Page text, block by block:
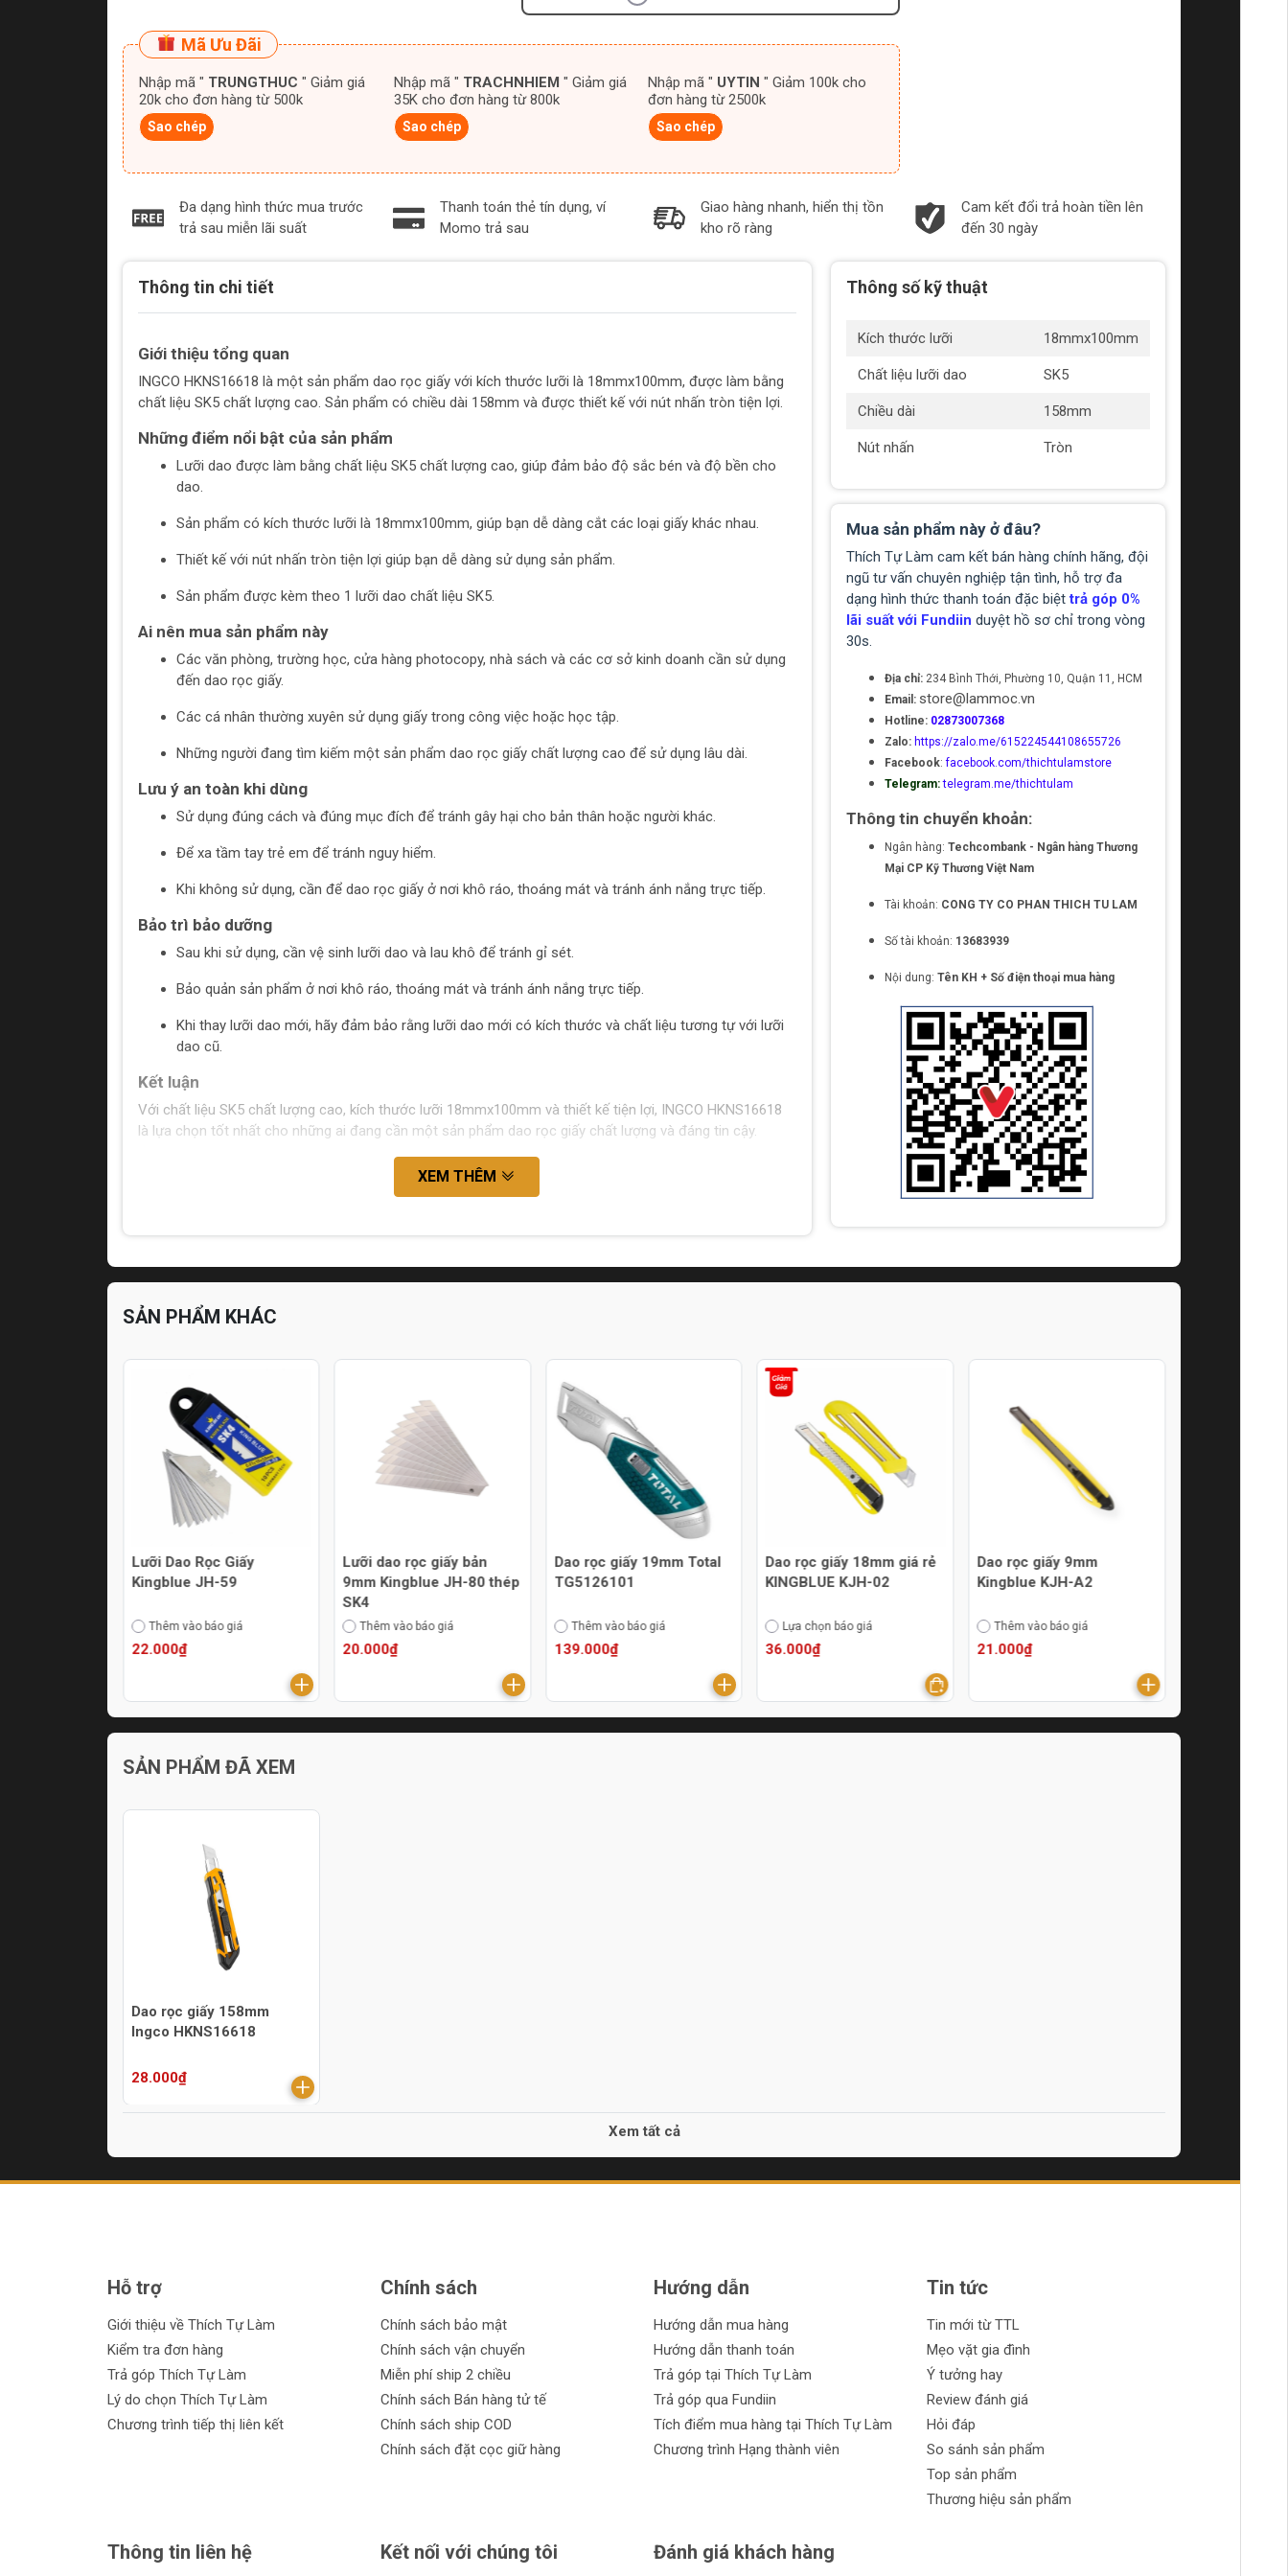
Mã Ưu Đãi
Nhập mã " TRUNGTHUC " Giảm giá
20k cho đơn hàng từ 500k
Sao chép
Nhập mã " TRACHNHIEM " Giảm giá
35K cho đơn hàng từ 800k
Sao chép
Nhập mã " UYTIN " Giảm 100k cho
đơn hàng từ 2500k
Sao chép
Đa dạng hình thức mua trước
trả sau miễn lãi suất
Thanh toán thẻ tín dụng, ví
Momo trả sau
Giao hàng nhanh, hiển thị tồn
kho rõ ràng
Cam kết đổi trả hoàn tiền lên
đến 30 ngày
Thông tin chi tiết
Giới thiệu tổng quan
INGCO HKNS16618 là một sản phẩm dao rọc giấy với kích thước lưỡi là 18mmx100mm, được làm bằng
chất liệu SK5 chất lượng cao. Sản phẩm có chiều dài 158mm và được thiết kế với nút nhấn tròn tiện lợi.
Những điểm nổi bật của sản phẩm
Lưỡi dao được làm bằng chất liệu SK5 chất lượng cao, giúp đảm bảo độ sắc bén và độ bền cho
dao.
Sản phẩm có kích thước lưỡi là 18mmx100mm, giúp bạn dễ dàng cắt các loại giấy khác nhau.
Thiết kế với nút nhấn tròn tiện lợi giúp bạn dễ dàng sử dụng sản phẩm.
Sản phẩm được kèm theo 1 lưỡi dao chất liệu SK5.
Ai nên mua sản phẩm này
Các văn phòng, trường học, cửa hàng photocopy, nhà sách và các cơ sở kinh doanh cần sử dụng
đến dao rọc giấy.
Các cá nhân thường xuyên sử dụng giấy trong công việc hoặc học tập.
Những người đang tìm kiếm một sản phẩm dao rọc giấy chất lượng cao để sử dụng lâu dài.
Lưu ý an toàn khi dùng
Sử dụng đúng cách và đúng mục đích để tránh gây hại cho bản thân hoặc người khác.
Để xa tầm tay trẻ em để tránh nguy hiểm.
Khi không sử dụng, cần để dao rọc giấy ở nơi khô ráo, thoáng mát và tránh ánh nắng trực tiếp.
Bảo trì bảo dưỡng
Sau khi sử dụng, cần vệ sinh lưỡi dao và lau khô để tránh gỉ sét.
Bảo quản sản phẩm ở nơi khô ráo, thoáng mát và tránh ánh nắng trực tiếp.
Khi thay lưỡi dao mới, hãy đảm bảo rằng lưỡi dao mới có kích thước và chất liệu tương tự với lưỡi
dao cũ.
Kết luận
Với chất liệu SK5 chất lượng cao, kích thước lưỡi 18mmx100mm và thiết kế tiện lợi, INGCO HKNS16618
là lựa chọn tốt nhất cho những ai đang cần một sản phẩm dao rọc giấy chất lượng và đáng tin cậy.
XEM THÊM
Thông số kỹ thuật
Kích thước lưỡi 18mmx100mm
Chất liệu lưỡi dao SK5
Chiều dài 158mm
Nút nhấn Tròn
Mua sản phẩm này ở đâu?
Thích Tự Làm cam kết bán hàng chính hãng, đội
ngũ tư vấn chuyên nghiệp tận tình, hỗ trợ đa
dạng hình thức thanh toán đặc biệttrả góp 0%
lãi suất với Fundiin duyệt hồ sơ chỉ trong vòng
30s.
Địa chỉ: 234 Bình Thới, Phường 10, Quận 11, HCM
Email: store@lammoc.vn
Hotline: 02873007368
Zalo: https://zalo.me/615224544108655726
Facebook:facebook.com/thichtulamstore
Telegram: telegram.me/thichtulam
Thông tin chuyển khoản:
Ngân hàng: Techcombank - Ngân hàng Thương
Mại CP Kỹ Thương Việt Nam
Tài khoản: CONG TY CO PHAN THICH TU LAM
Số tài khoản: 13683939
Nội dung: Tên KH + Số điện thoại mua hàng
SẢN PHẨM KHÁC
Lưỡi Dao Rọc Giấy
Kingblue JH-59
Thêm vào báo giá
22.000₫
Lưỡi dao rọc giấy bản
9mm Kingblue JH-80 thép
SK4
Thêm vào báo giá
20.000₫
Dao rọc giấy 19mm Total
TG5126101
Thêm vào báo giá
139.000₫
Dao rọc giấy 18mm giá rẻ
KINGBLUE KJH-02
Lựa chọn báo giá
36.000₫
Dao rọc giấy 9mm
Kingblue KJH-A2
Thêm vào báo giá
21.000₫
SẢN PHẨM ĐÃ XEM
Dao rọc giấy 158mm
Ingco HKNS16618
28.000₫
Xem tất cả
Hỗ trợ
Giới thiệu về Thích Tự Làm
Kiểm tra đơn hàng
Trả góp Thích Tự Làm
Lý do chọn Thích Tự Làm
Chương trình tiếp thị liên kết
Chính sách
Chính sách bảo mật
Chính sách vận chuyển
Miễn phí ship 2 chiều
Chính sách Bán hàng tử tế
Chính sách ship COD
Chính sách đặt cọc giữ hàng
Hướng dẫn
Hướng dẫn mua hàng
Hướng dẫn thanh toán
Trả góp tại Thích Tự Làm
Trả góp qua Fundiin
Tích điểm mua hàng tại Thích Tự Làm
Chương trình Hạng thành viên
Tin tức
Tin mới từ TTL
Mẹo vặt gia đình
Ý tưởng hay
Review đánh giá
Hỏi đáp
So sánh sản phẩm
Top sản phẩm
Thương hiệu sản phẩm
Thông tin liên hệ Kết nối với chúng tôi Đánh giá khách hàng